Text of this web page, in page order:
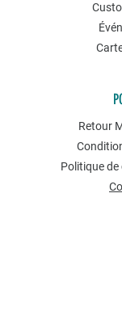
Retour
Politique